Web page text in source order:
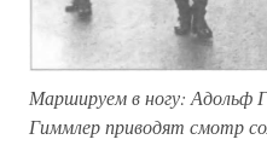
Маршируем в ногу: Адольф
Гиммлер приводят смотр